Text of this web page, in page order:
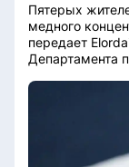
Пятерых
медного
передает
Департамента